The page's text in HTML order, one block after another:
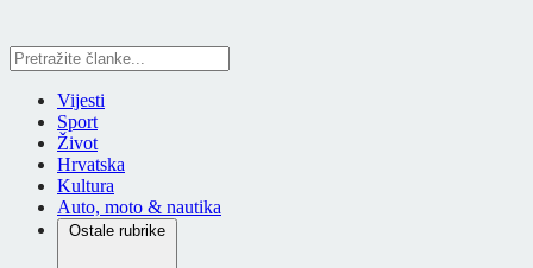
Vijesti
Sport
Život
Hrvatska
Kultura
Auto, moto & nautika
Ostale rubrike